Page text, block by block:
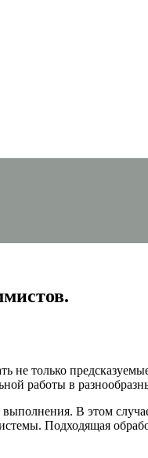
не только
работы в
В этом
Подходящая